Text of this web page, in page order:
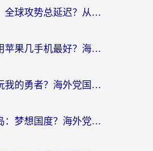
海外玩反恐精英：全球攻势总延迟？从瑞典玩神武4到外国玩黎明觉醒，选对加速器才是关键！
玩决战！平安京用苹果几手机最好？海外党必看的设备+加速器双攻略
印度尼西亚怎么玩我的勇者？海外党国服游戏加速避坑指南（附实况五行师解决方案）
瑞典怎么玩奥比岛：梦想国度？海外党亲测有效的国服游戏加速全攻略